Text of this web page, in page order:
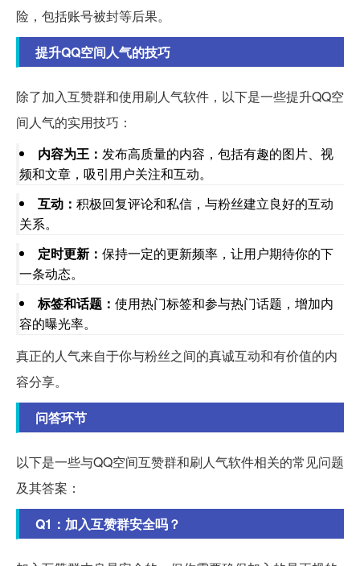
险，包括账号被封等后果。
提升QQ空间人气的技巧
除了加入互赞群和使用刷人气软件，以下是一些提升QQ空
间人气的实用技巧：
内容为王： 发布高质量的内容，包括有趣的图片、视
频和文章，吸引用户关注和互动。
互动： 积极回复评论和私信，与粉丝建立良好的互动
关系。
定时更新： 保持一定的更新频率，让用户期待你的下
一条动态。
标签和话题： 使用热门标签和参与热门话题，增加内
容的曝光率。
真正的人气来自于你与粉丝之间的真诚互动和有价值的内
容分享。
问答环节
以下是一些与QQ空间互赞群和刷人气软件相关的常见问题
及其答案：
Q1：加入互赞群安全吗？